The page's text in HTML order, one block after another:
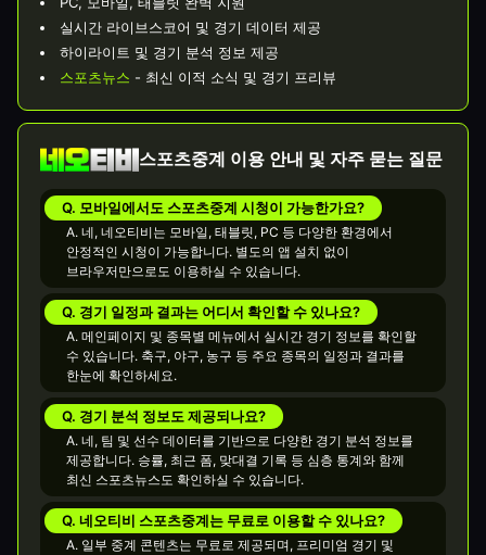
실시간 라이브스코어 및 경기 데이터 제공
하이라이트 및 경기 분석 정보 제공
스포츠뉴스 - 최신 이적 소식 및 경기 프리뷰
스포츠중계 이용 안내 및 자주 묻는 질문
Q. 모바일에서도 스포츠중계 시청이 가능한가요?
A. 네, 네오티비는 모바일, 태블릿, PC 등 다양한 환경에서
안정적인 시청이 가능합니다. 별도의 앱 설치 없이
브라우저만으로도 이용하실 수 있습니다.
Q. 경기 일정과 결과는 어디서 확인할 수 있나요?
A. 메인페이지 및 종목별 메뉴에서 실시간 경기 정보를 확인할
수 있습니다. 축구, 야구, 농구 등 주요 종목의 일정과 결과를
한눈에 확인하세요.
Q. 경기 분석 정보도 제공되나요?
A. 네, 팀 및 선수 데이터를 기반으로 다양한 경기 분석 정보를
제공합니다. 승률, 최근 폼, 맞대결 기록 등 심층 통계와 함께
최신 스포츠뉴스도 확인하실 수 있습니다.
Q. 네오티비 스포츠중계는 무료로 이용할 수 있나요?
A. 일부 중계 콘텐츠는 무료로 제공되며, 프리미엄 경기 및